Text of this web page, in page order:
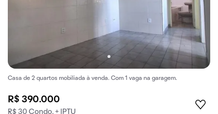
Casa de 2 quartos mobiliada à venda. Com 1 vaga na garagem.
R$ 390.000
R$ 30 Condo. + IPTU